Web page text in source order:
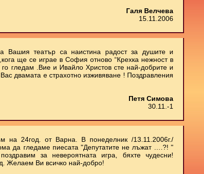
Галя Велчева
15.11.2006
Вашия театър са наистина радост за душите и
ще се играе в София отново “Крехка нежност в
гледам .Вие и Ивайло Христов сте най-добрите и
двамата е страхотно изживяване ! Поздравления
Петя Симова
30.11.-1
на 24год. от Варна. В понеделник /13.11.2006г./
да гледаме пиесата "Депутатите не лъжат ….?! "
за невероятната игра, бяхте чудесни!
Желаем Ви всичко най-добро!